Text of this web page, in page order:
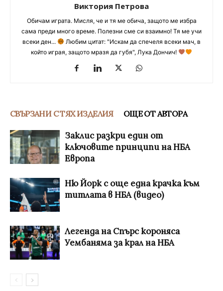
Виктория Петрова
Обичам играта. Мисля, че и тя ме обича, защото ме избра
сама преди много време. Полезни сме си взаимно! Тя ме учи
всеки ден...
Любим цитат: "Искам да спечеля всеки мач, в
който играя, защото мразя да губя", Лука Дончич!
СВЪРЗАНИ С ТЯХ ИЗДЕЛИЯ ОЩЕ ОТ АВТОРА
Заклис разкри един от
ключовите принципи на НБА
Европа
Ню Йорк с още една крачка към
титлата в НБА (видео)
Легенда на Спърс короняса
Уембаняма за крал на НБА